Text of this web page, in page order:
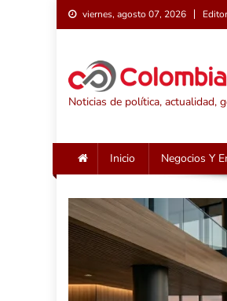
Saltar
al
viernes, agosto 07, 2026
Noticias de política, actualidad,
Inicio Negocios Y